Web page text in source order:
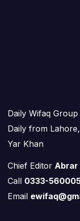
Daily Wifaq Group
Daily from
Yar Khan
Chief Editor
Call 0333-
Email